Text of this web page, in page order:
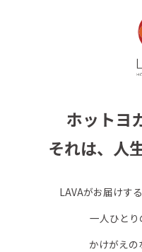
ホットヨ
それは、人
LAVAがお届けす
一人ひとり
かけがえの